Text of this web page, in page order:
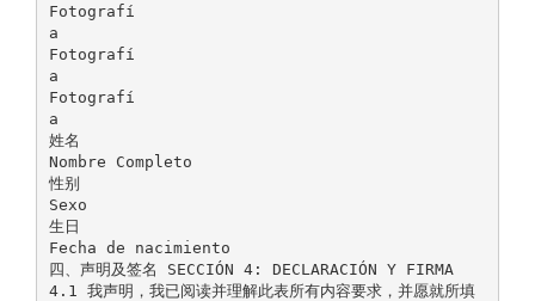
Fotografí
a
Fotografí
a
Fotografí
a
姓名
Nombre Completo
性别
Sexo
生日
Fecha de nacimiento
四、声明及签名 SECCIÓN 4: DECLARACIÓN Y FIRMA
4.1 我声明，我已阅读并理解此表所有内容要求，并愿就所填